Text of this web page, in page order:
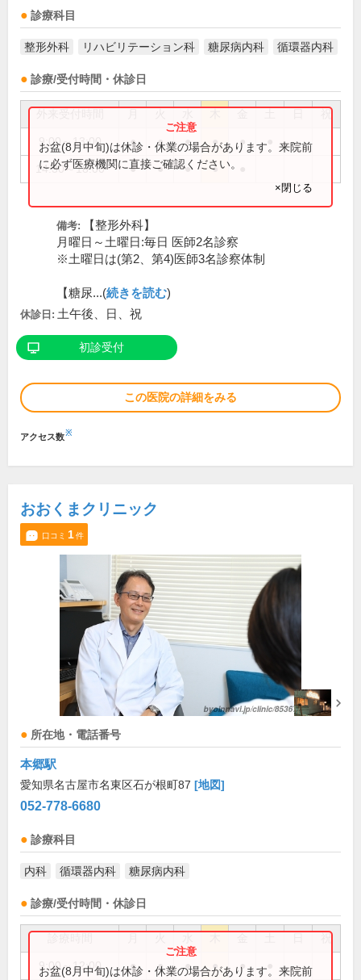
診療科目
整形外科 リハビリテーション科 糖尿病内科 循環器内科
診療/受付時間・休診日
祝
9:00～13:00 ● ● ● ● ●
14:30～18:00 ● ● ● ●
お盆(8月中旬)は休診・休業の場合があります。来院前
に必ず医療機関に直接ご確認ください。
×閉じる
備考:
【整形外科】
月曜日～土曜日:毎日 医師2名診察
※土曜日は(第2、第4)医師3名診察体制
【糖尿...(続きを読む)
休診日: 土午後、日、祝
初診受付
この医院の詳細をみる
アクセス数※
おおくまクリニック
口コミ 1件
所在地・電話番号
本郷駅
愛知県名古屋市名東区石が根町87 [地図]
052-778-6680
診療科目
内科 循環器内科 糖尿病内科
診療/受付時間・休診日
祝
9:00～12:00 ● ● ● ● ●
お盆(8月中旬)は休診・休業の場合があります。来院前